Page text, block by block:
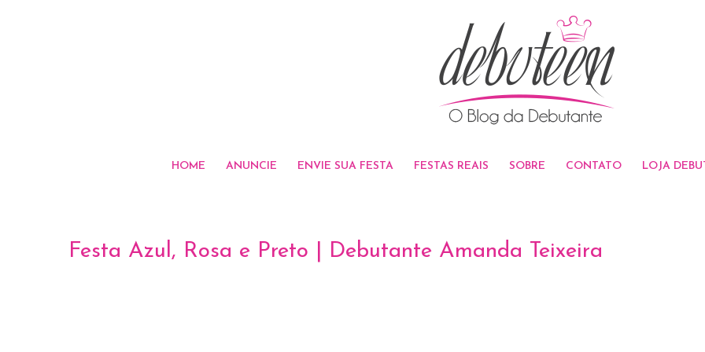
HOME ANUNCIE ENVIE SUA FESTA FESTAS REAIS SOBRE CONTATO LOJA
Festa Azul, Rosa e Preto | Debutante Amanda Teixeira